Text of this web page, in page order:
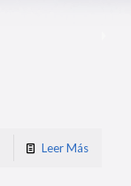
Leer Más